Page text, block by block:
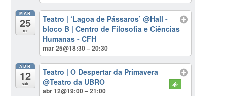
MAR
25
ter
Teatro | ‘Lagoa de Pássaros’@Hall -
bloco B | Centro de Filosofia e Ciências
Humanas - CFH
mar 25@18:30 – 20:30
ABR
12
sáb
Teatro | O Despertar da Primavera
@Teatro da UBRO
abr 12@19:00 – 21:00